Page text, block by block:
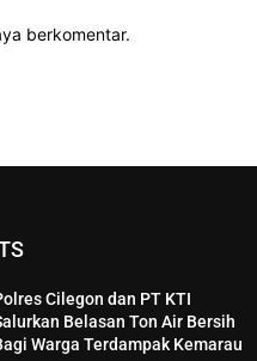
berkomentar.
Cilegon dan PT KTI
Belasan Ton Air Bersih
Warga Terdampak Kemarau